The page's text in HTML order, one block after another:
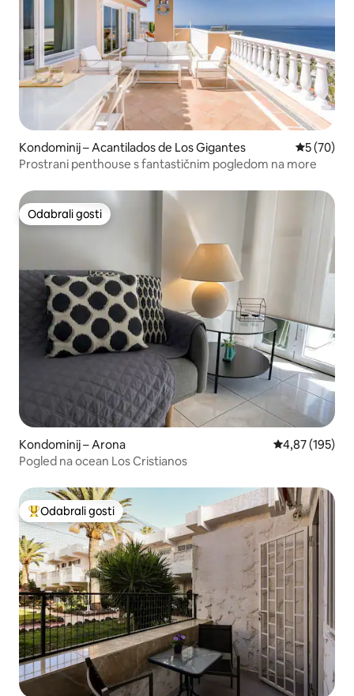
Kondominij – Acantilados de Los Gigantes Prosječna
5 (70)
Prostrani penthouse s fantastičnim pogledom na more
Odabrali gosti
Odabrali gosti
Kondominij – Arona Prosječna
4,87 (195)
Pogled na ocean Los Cristianos
Među najviše rangiranima s oznakom „Odabrali gosti”
Odabrali gosti